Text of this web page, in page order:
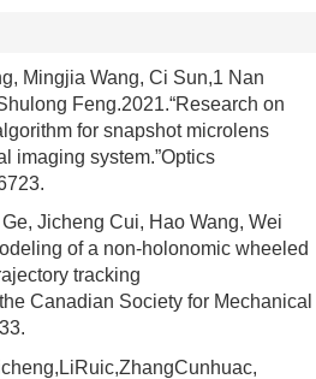
Mingjia Wang, Ci Sun,1 Nan
Feng.2021.“Research on
for snapshot microlens
imaging system.”Optics
Jicheng Cui, Hao Wang, Wei
of a non-holonomic wheeled
tracking
Canadian Society for Mechanical